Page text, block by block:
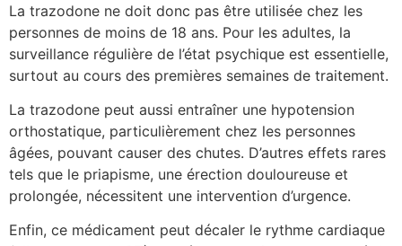
La trazodone ne doit donc pas être utilisée chez les
personnes de moins de 18 ans. Pour les adultes, la
surveillance régulière de l’état psychique est essentielle,
surtout au cours des premières semaines de traitement.
La trazodone peut aussi entraîner une hypotension
orthostatique, particulièrement chez les personnes
âgées, pouvant causer des chutes. D’autres effets rares
tels que le priapisme, une érection douloureuse et
prolongée, nécessitent une intervention d’urgence.
Enfin, ce médicament peut décaler le rythme cardiaque